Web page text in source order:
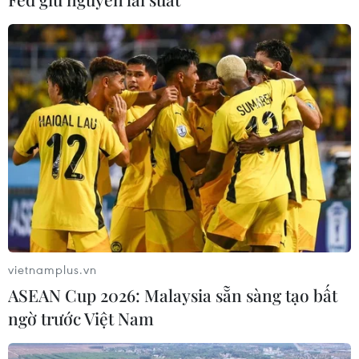
Báo động cận thị học đường khi
nhiều trẻ giảm thị lực từ rất sớm
01/08/2026 09:31
Xem thêm
CƠ QUAN CHỦ QUẢN: THÔNG TẤN XÃ VIỆT NAM
Tổng Biên tập: TRẦN TIẾN DUẨN
Phó Tổng Biên tập: NGUYỄN THỊ TÁM, KHÚC THANH
THỦY
vietnamplus.vn
ASEAN Cup 2026: Malaysia sẵn sàng tạo bất
ngờ trước Việt Nam